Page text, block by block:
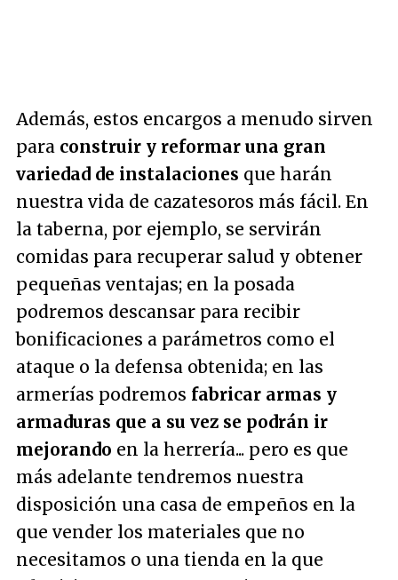
Además, estos encargos a menudo sirven
para construir y reformar una gran
variedad de instalaciones que harán
nuestra vida de cazatesoros más fácil. En
la taberna, por ejemplo, se servirán
comidas para recuperar salud y obtener
pequeñas ventajas; en la posada
podremos descansar para recibir
bonificaciones a parámetros como el
ataque o la defensa obtenida; en las
armerías podremos fabricar armas y
armaduras que a su vez se podrán ir
mejorando en la herrería... pero es que
más adelante tendremos nuestra
disposición una casa de empeños en la
que vender los materiales que no
necesitamos o una tienda en la que